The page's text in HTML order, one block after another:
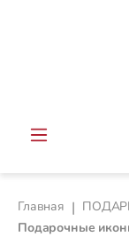
Перейти к
Главная |
Подарочные